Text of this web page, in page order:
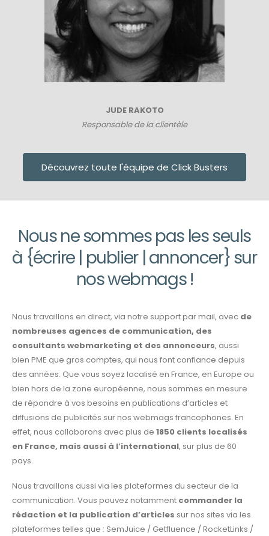
JUDE RAKOTO
Responsable de la clientèle
Découvrez toute l'équipe de Click Busters
Nous ne sommes pas les seuls
à {écrire | publier | annoncer} sur
nos webmags !
Nous travaillons en direct, via notre support par mail, avec de
nombreuses agences de communication, des
consultants webmarketing et des annonceurs, aussi
bien PME que gros comptes, qui nous font confiance depuis
des années. Que vous soyez localisé en France, en Europe ou
bien hors de la zone européenne, nous sommes en mesure
de répondre à vos besoins en publications d’articles et
diffusions de publicités sur nos webmags francophones. En
effet, nous collaborons avec plus de 1850 clients localisés
en France, mais aussi à l’international, sur plus de 60
pays.
Nous travaillons aussi via les plateformes du secteur de la
communication. Vous pouvez notamment commander la
rédaction et la publication d’articles sur nos sites via les
plateformes telles que : SemJuice / Getfluence / RocketLinks /